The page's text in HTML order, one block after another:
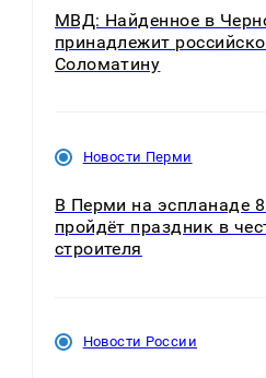
МВД: Найденное в
принадлежит
Соломатину
Новости Перми
В Перми на эспланаде 8
пройдёт праздник в
строителя
Новости России